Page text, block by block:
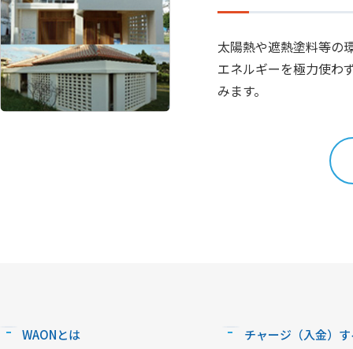
太陽熱や遮熱塗料等の
エネルギーを極力使わ
みます。
WAONとは チャージ（入金）